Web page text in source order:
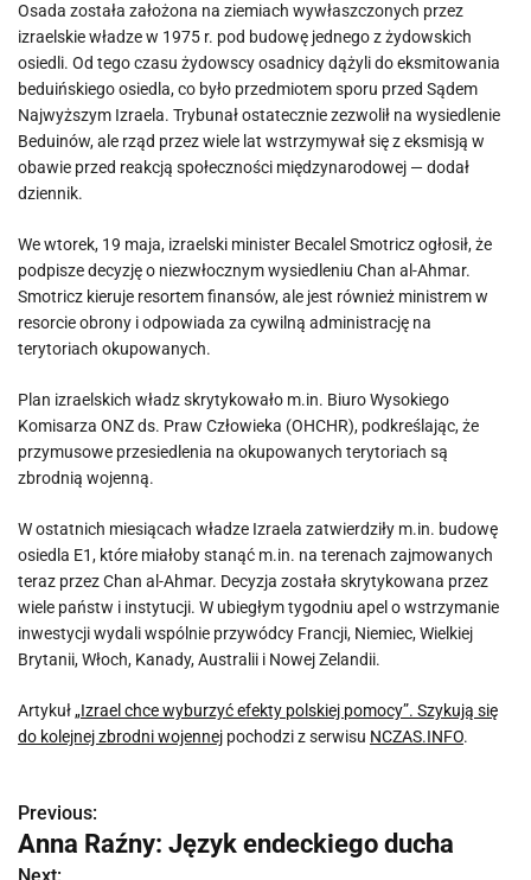
Osada została założona na ziemiach wywłaszczonych przez
izraelskie władze w 1975 r. pod budowę jednego z żydowskich
osiedli. Od tego czasu żydowscy osadnicy dążyli do eksmitowania
beduińskiego osiedla, co było przedmiotem sporu przed Sądem
Najwyższym Izraela. Trybunał ostatecznie zezwolił na wysiedlenie
Beduinów, ale rząd przez wiele lat wstrzymywał się z eksmisją w
obawie przed reakcją społeczności międzynarodowej — dodał
dziennik.
We wtorek, 19 maja, izraelski minister Becalel Smotricz ogłosił, że
podpisze decyzję o niezwłocznym wysiedleniu Chan al-Ahmar.
Smotricz kieruje resortem finansów, ale jest również ministrem w
resorcie obrony i odpowiada za cywilną administrację na
terytoriach okupowanych.
Plan izraelskich władz skrytykowało m.in. Biuro Wysokiego
Komisarza ONZ ds. Praw Człowieka (OHCHR), podkreślając, że
przymusowe przesiedlenia na okupowanych terytoriach są
zbrodnią wojenną.
W ostatnich miesiącach władze Izraela zatwierdziły m.in. budowę
osiedla E1, które miałoby stanąć m.in. na terenach zajmowanych
teraz przez Chan al-Ahmar. Decyzja została skrytykowana przez
wiele państw i instytucji. W ubiegłym tygodniu apel o wstrzymanie
inwestycji wydali wspólnie przywódcy Francji, Niemiec, Wielkiej
Brytanii, Włoch, Kanady, Australii i Nowej Zelandii.
Artykuł„Izrael chce wyburzyć efekty polskiej pomocy”. Szykują się
do kolejnej zbrodni wojennej pochodzi z serwisu NCZAS.INFO.
N
a
Previous:
Anna Raźny: Język endeckiego ducha